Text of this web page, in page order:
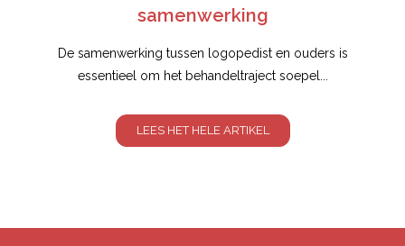
samenwerking
De samenwerking tussen logopedist en ouders is
essentieel om het behandeltraject soepel...
LEES HET HELE ARTIKEL